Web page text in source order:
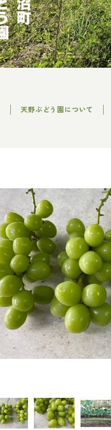
天野ぶどう園について